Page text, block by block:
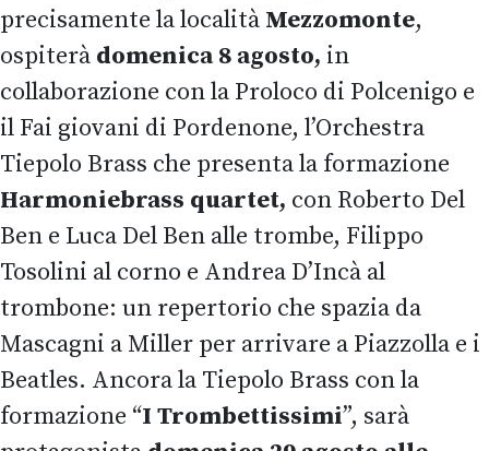
precisamente la località Mezzomonte,
ospiterà domenica 8 agosto, in
collaborazione con la Proloco di Polcenigo e
il Fai giovani di Pordenone, l’Orchestra
Tiepolo Brass che presenta la formazione
Harmoniebrass quartet, con Roberto Del
Ben e Luca Del Ben alle trombe, Filippo
Tosolini al corno e Andrea D’Incà al
trombone: un repertorio che spazia da
Mascagni a Miller per arrivare a Piazzolla e i
Beatles. Ancora la Tiepolo Brass con la
formazione “I Trombettissimi”, sarà